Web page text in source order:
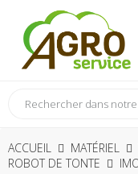
ACCUEIL MATÉRIEL
ROBOT DE TONTE